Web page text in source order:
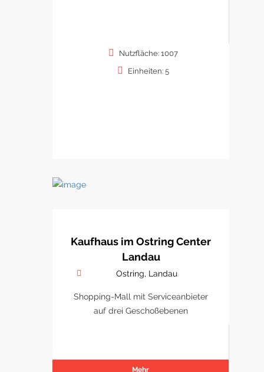
Nutzfläche: 1007
Einheiten: 5
Kaufhaus im Ostring Center
Landau
Ostring, Landau
Shopping-Mall mit Serviceanbieter
auf drei Geschoßebenen
Mehr